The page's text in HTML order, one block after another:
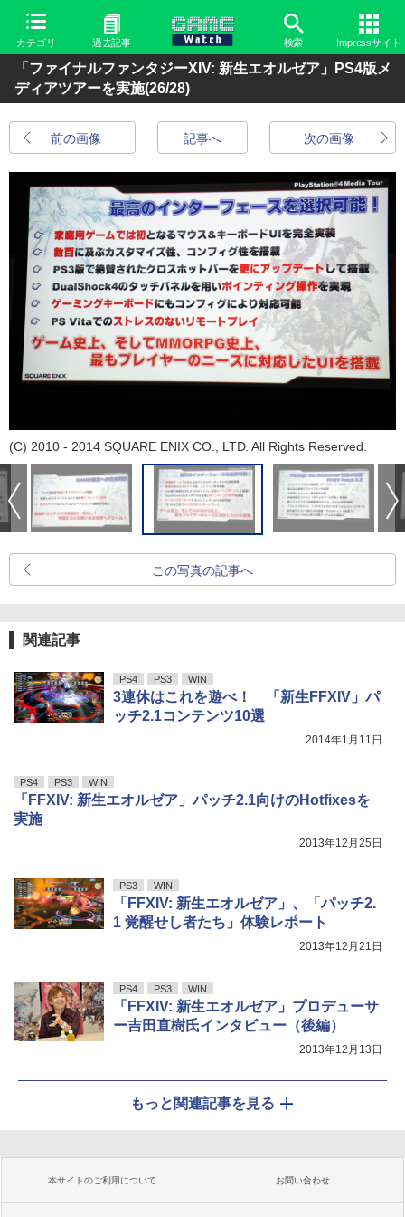
カテゴリ 過去記事 検索 Impressサイト
「ファイナルファンタジーXIV: 新生エオルゼア」PS4版メ
ディアツアーを実施(26/28)
前の画像 次の画像
記事へ
(C) 2010 - 2014 SQUARE ENIX CO., LTD. All Rights Reserved.
この写真の記事へ
関連記事
PS4 PS3 WIN
3連休はこれを遊べ！ 「新生FFXIV」パ
ッチ2.1コンテンツ10選
2014年1月11日
PS4 PS3 WIN
「FFXIV: 新生エオルゼア」パッチ2.1向けのHotfixesを
実施
2013年12月25日
PS3 WIN
「FFXIV: 新生エオルゼア」、「パッチ2.
1 覚醒せし者たち」体験レポート
2013年12月21日
PS4 PS3 WIN
「FFXIV: 新生エオルゼア」プロデューサ
ー吉田直樹氏インタビュー（後編）
2013年12月13日
もっと関連記事を見る
本サイトのご利用について お問い合わせ